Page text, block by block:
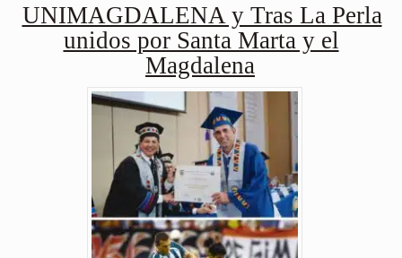
UNIMAGDALENA y Tras La Perla
unidos por Santa Marta y el
Magdalena